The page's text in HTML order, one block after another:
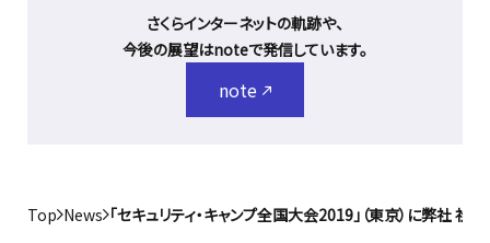
さくらインターネットの軌跡や、
今後の展望はnoteで発信しています。
note
Top News 「セキュリティ・キャンプ全国大会2019」（東京）に弊社 社